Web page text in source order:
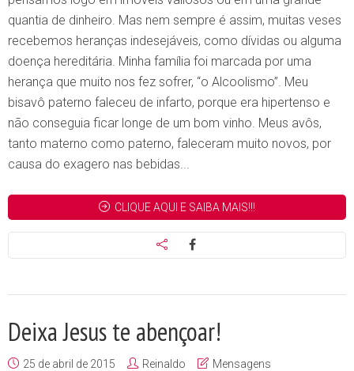
quantia de dinheiro. Mas nem sempre é assim, muitas veses
recebemos heranças indesejáveis, como dívidas ou alguma
doença hereditária. Minha família foi marcada por uma
herança que muito nos fez sofrer, “o Alcoolismo”. Meu
bisavô paterno faleceu de infarto, porque era hipertenso e
não conseguia ficar longe de um bom vinho. Meus avôs,
tanto materno como paterno, faleceram muito novos, por
causa do exagero nas bebidas...
CLIQUE AQUI E SAIBA MAIS!!!
Deixa Jesus te abençoar!
25 de abril de 2015 Reinaldo
Mensagens